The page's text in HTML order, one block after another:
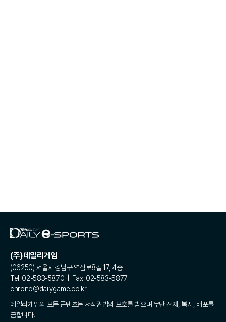
(주)데일리게임
(06250) 서울시 강남구 역삼로8길 17, 4층
Tel. 02-583-5870 | Fax. 02-583-5877
chrono@dailygame.co.kr
데일리게임의 모든 콘텐츠는 저작권법의 보호를 받으며 무단 전재, 복사, 배포를
금합니다.